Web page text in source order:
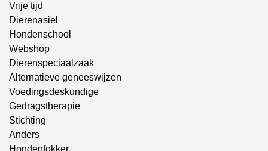
Vrije tijd
Dierenasiel
Hondenschool
Webshop
Dierenspeciaalzaak
Alternatieve geneeswijzen
Voedingsdeskundige
Gedragstherapie
Stichting
Anders
Hondenfokker